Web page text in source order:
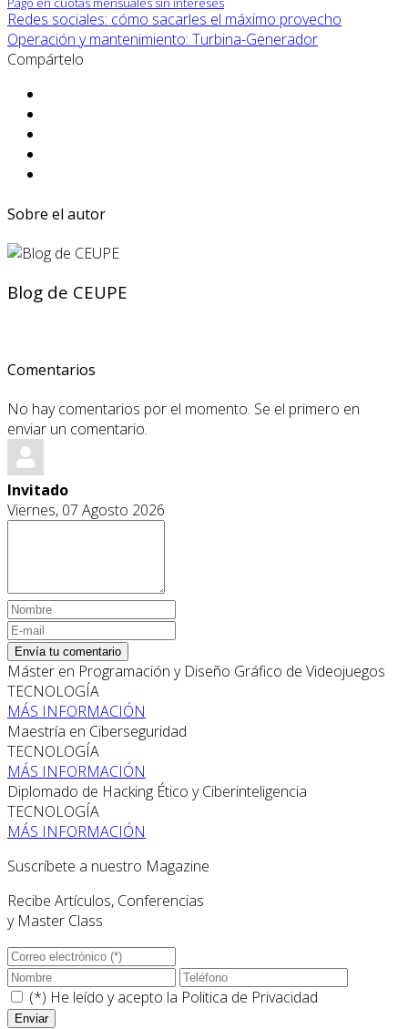
Redes sociales: cómo sacarles el máximo provecho
Operación y mantenimiento: Turbina-Generador
Compártelo
Sobre el autor
Blog de CEUPE
Comentarios
No hay comentarios por el momento. Se el primero en
enviar un comentario.
Invitado
Viernes, 07 Agosto 2026
Envía tu comentario
Máster en Programación y Diseño Gráfico de Videojuegos
TECNOLOGÍA
MÁS INFORMACIÓN
Maestría en Ciberseguridad
TECNOLOGÍA
MÁS INFORMACIÓN
Diplomado de Hacking Ético y Ciberinteligencia
TECNOLOGÍA
MÁS INFORMACIÓN
Suscríbete a nuestro Magazine
Recibe Artículos, Conferencias
y Master Class
(*) He leído y acepto la Politica de Privacidad